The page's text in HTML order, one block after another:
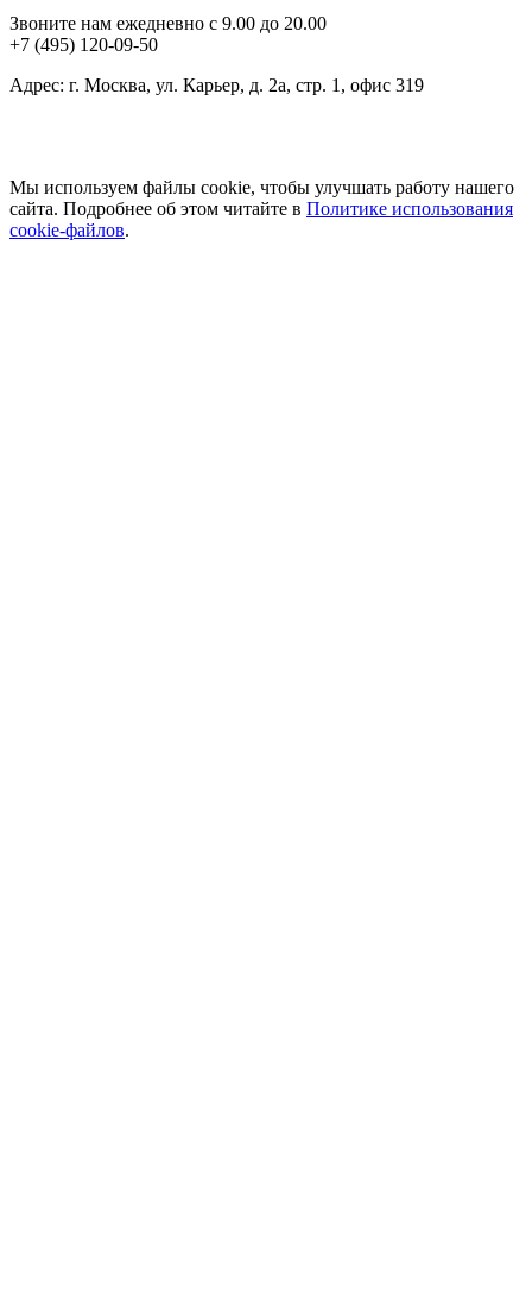
Звоните нам ежедневно с 9.00 до 20.00
+7 (495) 120-09-50
Адрес: г. Москва, ул. Карьер, д. 2а, стр. 1, офис 319
Мы используем файлы cookie, чтобы улучшать работу нашего
сайта. Подробнее об этом читайте в Политике использования
cookie-файлов.